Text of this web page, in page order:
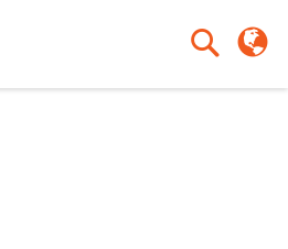
索